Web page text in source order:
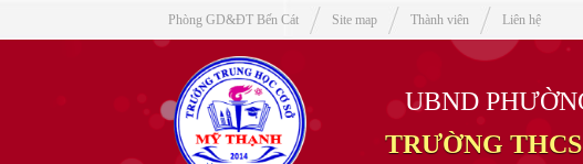
UBND
TRƯỜNG
Phòng GD&ĐT Bến Cát Site map Thành viên Liên hệ